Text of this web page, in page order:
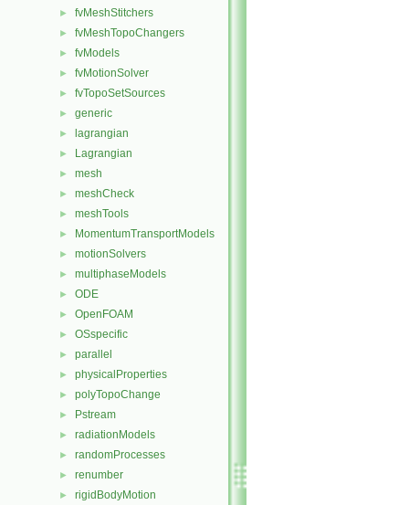
► fvMeshStitchers
► fvMeshTopoChangers
► fvModels
► fvMotionSolver
► fvTopoSetSources
► generic
► lagrangian
► Lagrangian
► mesh
► meshCheck
► meshTools
► MomentumTransportModels
► motionSolvers
► multiphaseModels
► ODE
► OpenFOAM
► OSspecific
► parallel
► physicalProperties
► polyTopoChange
► Pstream
► radiationModels
► randomProcesses
► renumber
► rigidBodyMotion